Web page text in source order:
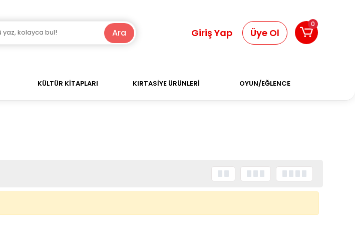
Ara Giriş Yap Üye Ol
0
KÜLTÜR KİTAPLARI KIRTASİYE ÜRÜNLERİ OYUN/EĞLENCE